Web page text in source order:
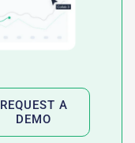
REQUEST A
DEMO